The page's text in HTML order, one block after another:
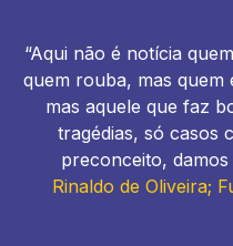
“Aqui não é notícia
quem rouba, mas quem
mas aquele que faz
tragédias, só casos
preconceito,
Rinaldo de Oliveira;